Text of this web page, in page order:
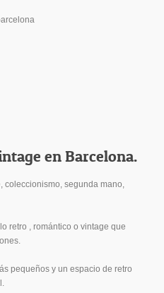
en Barcelona.
coleccionismo, segunda mano,
retro , romántico o vintage que
pequeños y un espacio de retro